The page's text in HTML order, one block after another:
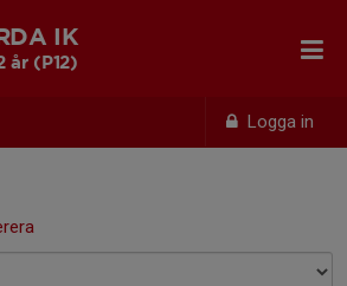
Logga in
IK
år (P12)